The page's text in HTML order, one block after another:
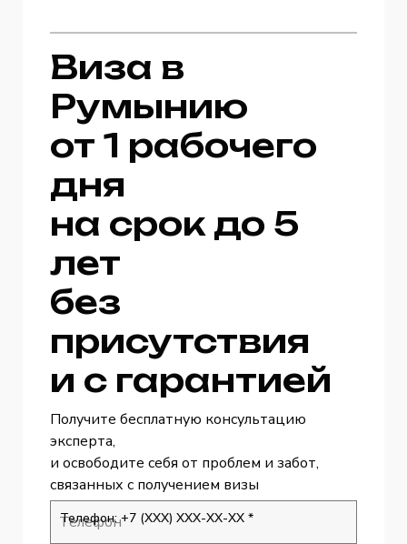
Виза в
Румынию
от 1 рабочего
дня
на срок до 5
лет
без
присутствия
и с гарантией
Получите бесплатную консультацию
эксперта,
и освободите себя от проблем и забот,
связанных с получением визы
Телефон: +7 (ХХХ) ХХХ-ХХ-ХХ *